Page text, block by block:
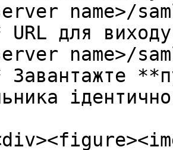
name>/
name>/